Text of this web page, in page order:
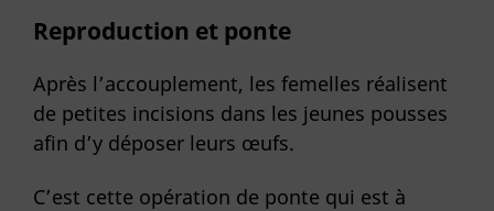
Reproduction et ponte
Après l’accouplement, les femelles réalisent
de petites incisions dans les jeunes pousses
afin d’y déposer leurs œufs.
C’est cette opération de ponte qui est à